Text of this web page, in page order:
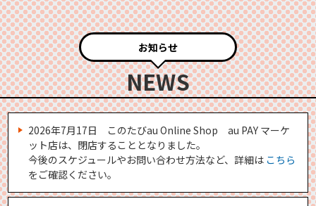
お知らせ
NEWS
2026年7月17日 このたびau Online Shop au PAY マーケ
ット店は、閉店することとなりました。
今後のスケジュールやお問い合わせ方法など、詳細は こちら
をご確認ください。